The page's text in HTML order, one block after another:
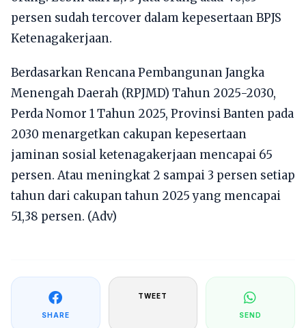
persen sudah tercover dalam kepesertaan BPJS
Ketenagakerjaan.
Berdasarkan Rencana Pembangunan Jangka
Menengah Daerah (RPJMD) Tahun 2025-2030,
Perda Nomor 1 Tahun 2025, Provinsi Banten pada
2030 menargetkan cakupan kepesertaan
jaminan sosial ketenagakerjaan mencapai 65
persen. Atau meningkat 2 sampai 3 persen setiap
tahun dari cakupan tahun 2025 yang mencapai
51,38 persen. (Adv)
SHARE
TWEET
SEND